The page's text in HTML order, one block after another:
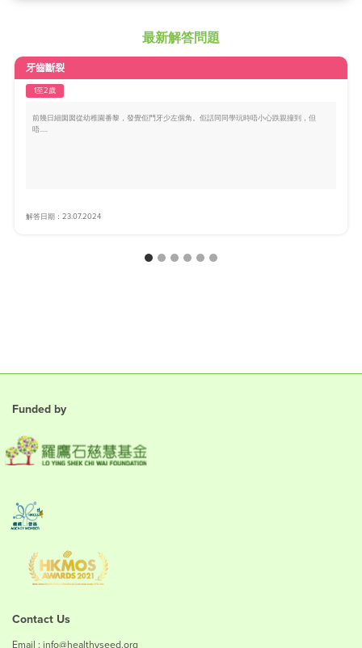
最新解答問題
牙齒斷裂
1至2歲
前幾日細囡囡從幼稚園番黎，發覺佢門牙少左個角。佢話同同學玩時唔小心跌親撞到，但
唔.....
解答日期：23.07.2024
Funded by
Contact Us
Email : info@healthyseed.org